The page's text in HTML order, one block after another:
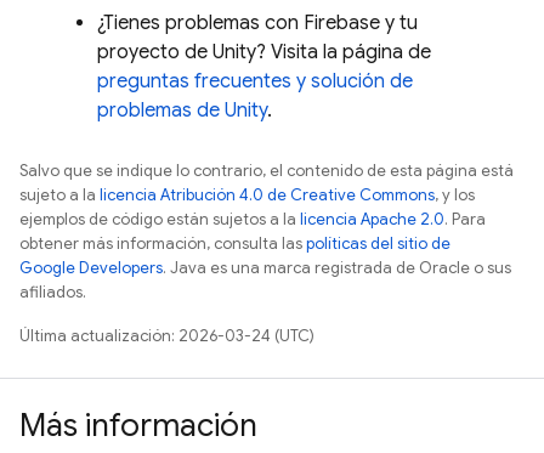
¿Tienes problemas con Firebase y tu
proyecto de Unity? Visita la página de
preguntas frecuentes y solución de
problemas de Unity.
Salvo que se indique lo contrario, el contenido de esta página está
sujeto a la licencia Atribución 4.0 de Creative Commons, y los
ejemplos de código están sujetos a la licencia Apache 2.0. Para
obtener más información, consulta laspolíticas del sitio de
Google Developers. Java es una marca registrada de Oracle o sus
afiliados.
Última actualización: 2026-03-24 (UTC)
Más información